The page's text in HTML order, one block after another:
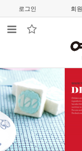
로그인 회